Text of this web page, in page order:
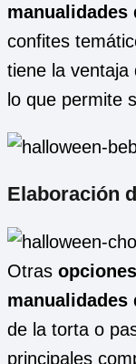
manualidades
confites
tiene la ventaja
lo que permite
Elaboración
Otras
manualidades
de la torta o
principales